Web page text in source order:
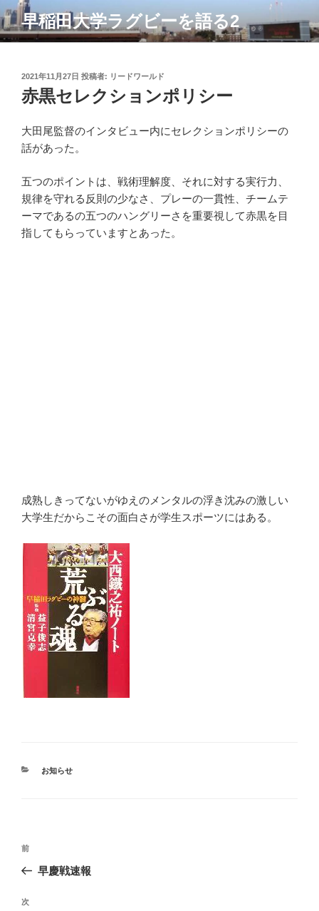
コ
ン
テ
早稲田大学ラグビーを語る2
投
稿
日:
2021年11月27日 投稿者: リードワールド
赤黒セレクションポリシー
大田尾監督のインタビュー内にセレクションポリシーの
話があった。
五つのポイントは、戦術理解度、それに対する実行力、
規律を守れる反則の少なさ、プレーの一貫性、チームテ
ーマであるの五つのハングリーさを重要視して赤黒を目
指してもらっていますとあった。
成熟しきってないがゆえのメンタルの浮き沈みの激しい
大学生だからこその面白さが学生スポーツにはある。
カ
お知らせ
投
ビ
前
の
稿
前
早慶戦速報
次
次